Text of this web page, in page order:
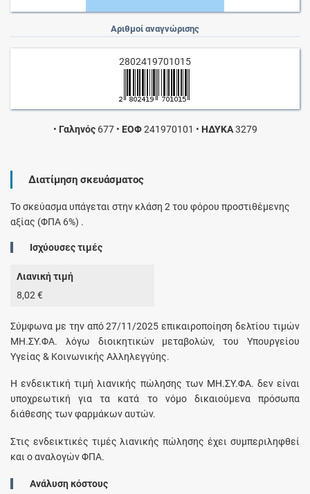
Αριθμοί αναγνώρισης
2802419701015
• Γαληνός677 • ΕΟΦ241970101 • ΗΔΥΚΑ3279
Διατίμηση σκευάσματος
Το σκεύασμα υπάγεται στην κλάση 2 του φόρου προστιθέμενης
αξίας (ΦΠΑ 6%) .
Ισχύουσες τιμές
Λιανική τιμή
8,02 €
Σύμφωνα με την από 27/11/2025 επικαιροποίηση δελτίου τιμών
ΜΗ.ΣΥ.ΦΑ. λόγω διοικητικών μεταβολών, του Υπουργείου
Υγείας & Κοινωνικής Αλληλεγγύης.
H ενδεικτική τιμή λιανικής πώλησης των ΜΗ.ΣΥ.ΦΑ. δεν είναι
υποχρεωτική για τα κατά το νόμο δικαιούμενα πρόσωπα
διάθεσης των φαρμάκων αυτών.
Στις ενδεικτικές τιμές λιανικής πώλησης έχει συμπεριληφθεί
και ο αναλογών ΦΠΑ.
Ανάλυση κόστους